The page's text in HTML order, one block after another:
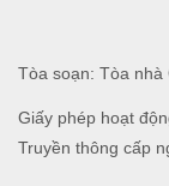
Tòa soạn: Tòa nhà
Giấy phép hoạt
Truyền thông cấp